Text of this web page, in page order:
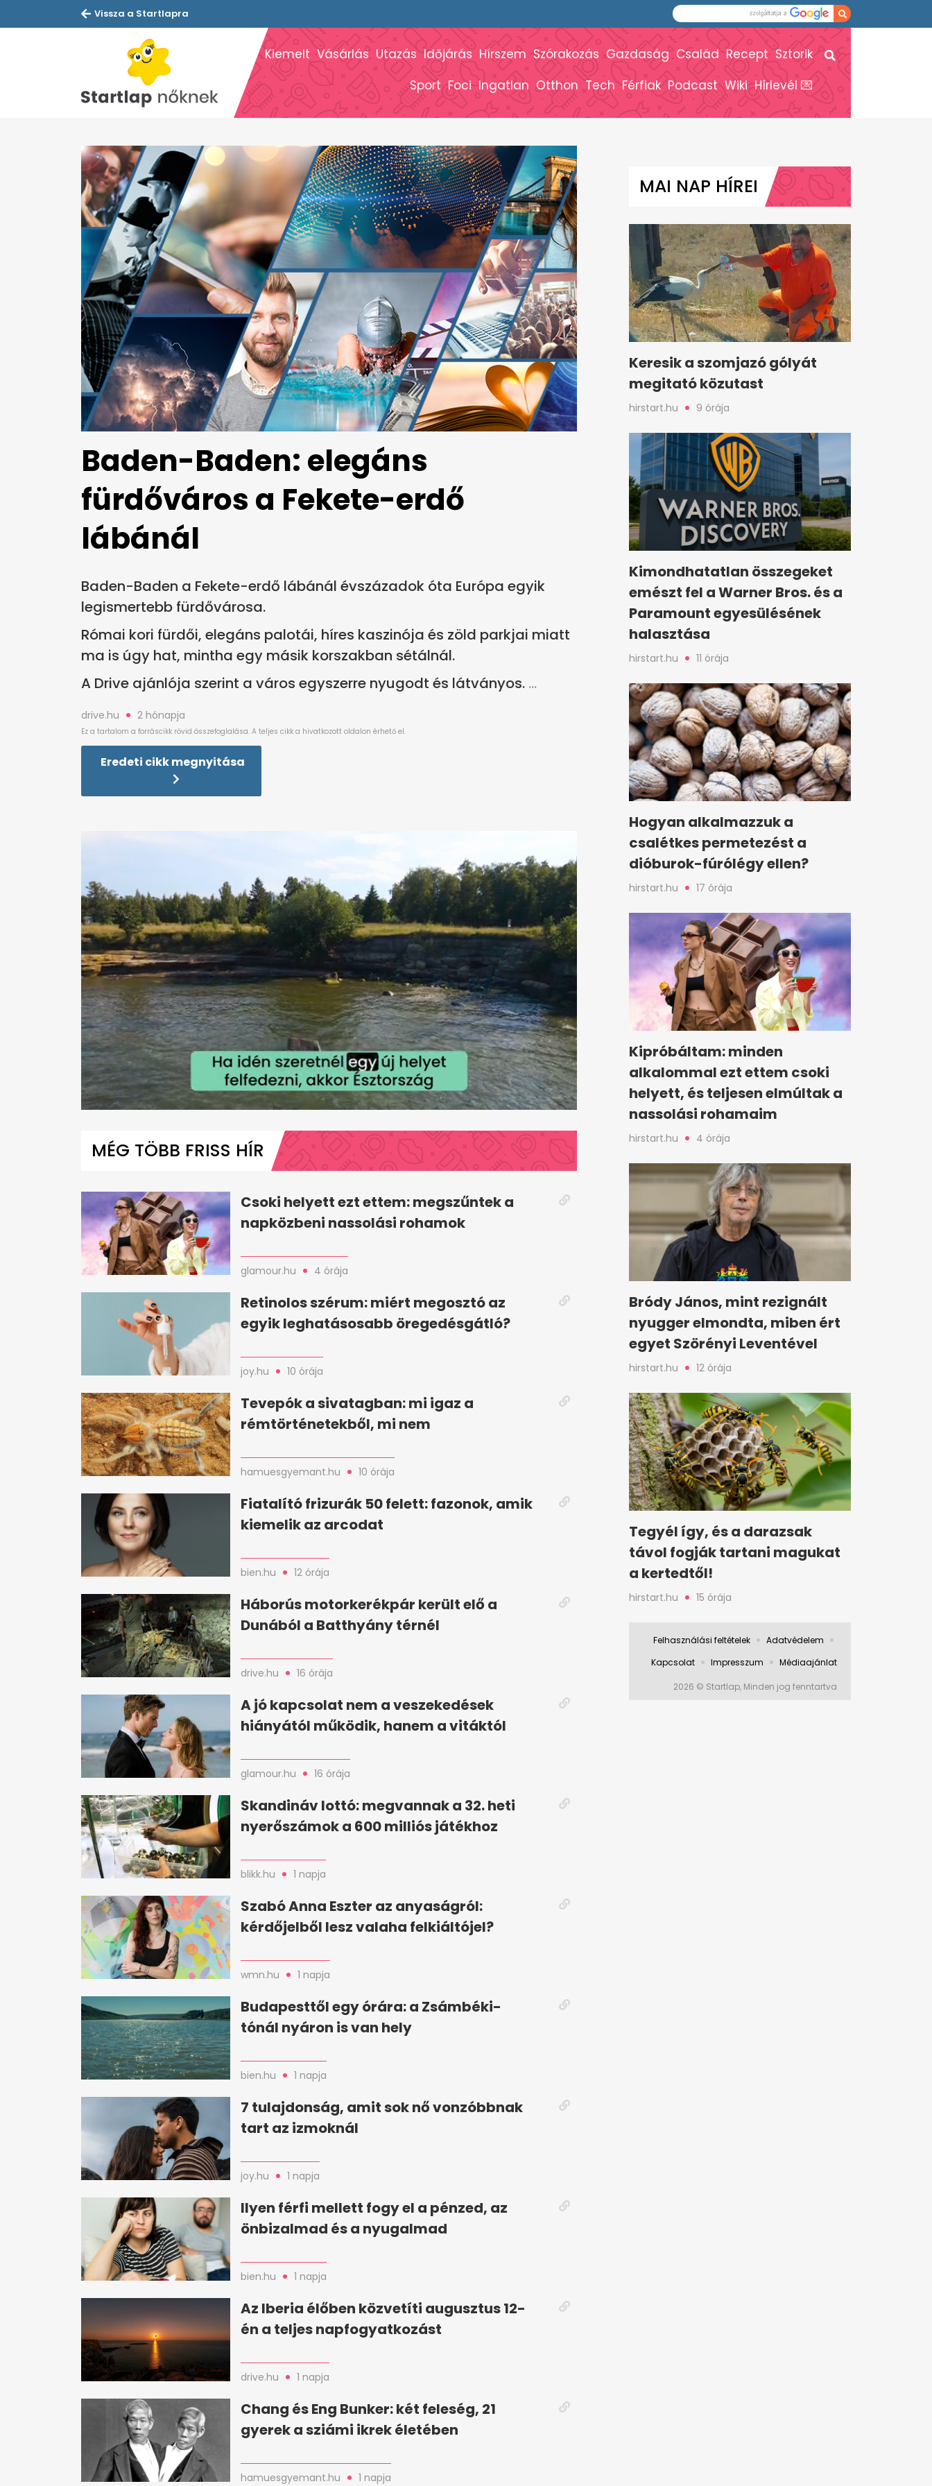
Vissza a Startlapra
Kiemelt Vásárlás Utazás Időjárás Hírszem Szórakozás Gazdaság Család Recept Sztorik
Sport Foci Ingatlan Otthon Tech Férfiak Podcast Wiki Hírlevél 💌
Baden-Baden: elegáns
fürdőváros a Fekete-erdő
lábánál
Baden-Baden a Fekete-erdő lábánál évszázadok óta Európa egyik
legismertebb fürdővárosa.
Római kori fürdői, elegáns palotái, híres kaszinója és zöld parkjai miatt
ma is úgy hat, mintha egy másik korszakban sétálnál.
A Drive ajánlója szerint a város egyszerre nyugodt és látványos.
drive.hu 2 hónapja
Eredeti cikk megnyitása
minute,
0%
MÉG TÖBB FRISS HÍR
Csoki helyett ezt ettem: megszűntek a
napközbeni nassolási rohamok
glamour.hu 4 órája
Retinolos szérum: miért megosztó az
egyik leghatásosabb öregedésgátló?
joy.hu 10 órája
Tevepók a sivatagban: mi igaz a
rémtörténetekből, mi nem
hamuesgyemant.hu 10 órája
Fiatalító frizurák 50 felett: fazonok, amik
kiemelik az arcodat
bien.hu 12 órája
Háborús motorkerékpár került elő a
Dunából a Batthyány térnél
drive.hu 16 órája
A jó kapcsolat nem a veszekedések
hiányától működik, hanem a vitáktól
glamour.hu 16 órája
Skandináv lottó: megvannak a 32. heti
nyerőszámok a 600 milliós játékhoz
blikk.hu 1 napja
Szabó Anna Eszter az anyaságról:
kérdőjelből lesz valaha felkiáltójel?
wmn.hu 1 napja
Budapesttől egy órára: a Zsámbéki-
tónál nyáron is van hely
bien.hu 1 napja
7 tulajdonság, amit sok nő vonzóbbnak
tart az izmoknál
joy.hu 1 napja
Ilyen férfi mellett fogy el a pénzed, az
önbizalmad és a nyugalmad
bien.hu 1 napja
Az Iberia élőben közvetíti augusztus 12-
én a teljes napfogyatkozást
drive.hu 1 napja
Chang és Eng Bunker: két feleség, 21
gyerek a sziámi ikrek életében
hamuesgyemant.hu 1 napja
MAI NAP HÍREI
Keresik a szomjazó gólyát
megitató közutast
hirstart.hu 9 órája
Kimondhatatlan összegeket
emészt fel a Warner Bros. és a
Paramount egyesülésének
halasztása
hirstart.hu 11 órája
Hogyan alkalmazzuk a
csalétkes permetezést a
dióburok-fúrólégy ellen?
hirstart.hu 17 órája
Kipróbáltam: minden
alkalommal ezt ettem csoki
helyett, és teljesen elmúltak a
nassolási rohamaim
hirstart.hu 4 órája
Bródy János, mint rezignált
nyugger elmondta, miben ért
egyet Szörényi Leventével
hirstart.hu 12 órája
Tegyél így, és a darazsak
távol fogják tartani magukat
a kertedtől!
hirstart.hu 15 órája
Felhasználási feltételek
Adatvédelem
Kapcsolat
Impresszum Médiaajánlat
2026 © Startlap, Minden jog fenntartva